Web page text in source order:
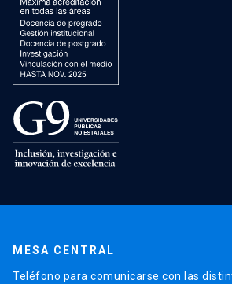
MESA CENTRAL
Teléfono para comunicarse con las